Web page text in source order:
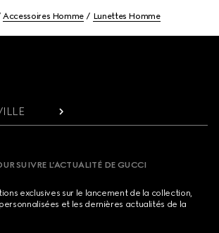
Accessoires Homme Lunettes Homme
SUIVRE L’ACTUALITÉ DE GUCCI
exclusives sur le lancement de la collection,
et les dernières actualités de la